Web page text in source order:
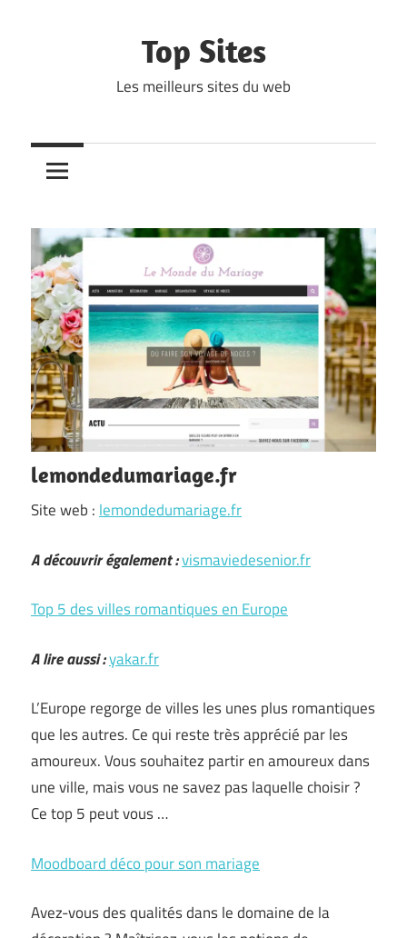
Top Sites
Les meilleurs sites du web
lemondedumariage.fr
Site web : lemondedumariage.fr
A découvrir également :vismaviedesenior.fr
Top 5 des villes romantiques en Europe
A lire aussi :yakar.fr
L’Europe regorge de villes les unes plus romantiques
que les autres. Ce qui reste très apprécié par les
amoureux. Vous souhaitez partir en amoureux dans
une ville, mais vous ne savez pas laquelle choisir ?
Ce top 5 peut vous …
Moodboard déco pour son mariage
Avez-vous des qualités dans le domaine de la